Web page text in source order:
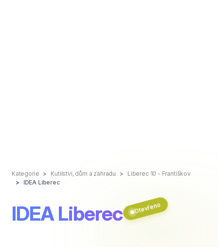
Kategorie Kutilství, dům a zahradu
Liberec 10 - Františkov
IDEA Liberec
IDEA Liberec Otevřeno